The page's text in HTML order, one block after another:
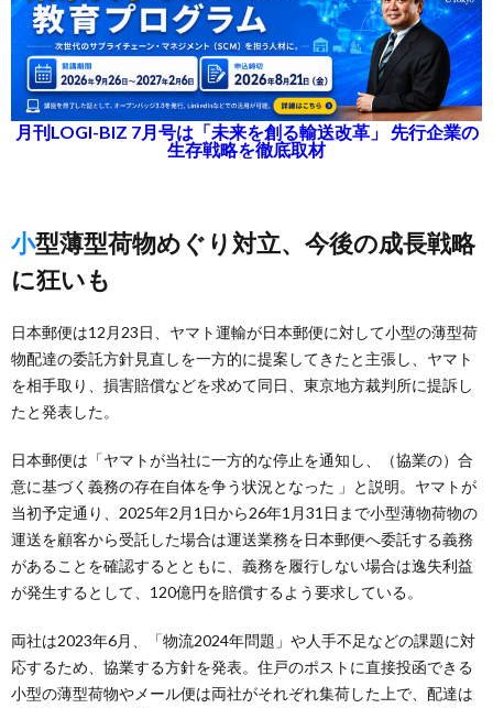
月刊LOGI-BIZ 7月号は「未来を創る輸送改革」 先行企業の
生存戦略を徹底取材
小型薄型荷物めぐり対立、今後の成長戦略
に狂いも
日本郵便は12月23日、ヤマト運輸が日本郵便に対して小型の薄型荷
物配達の委託方針見直しを一方的に提案してきたと主張し、ヤマト
を相手取り、損害賠償などを求めて同日、東京地方裁判所に提訴し
たと発表した。
日本郵便は「ヤマトが当社に一方的な停止を通知し、（協業の）合
意に基づく義務の存在自体を争う状況となった 」と説明。ヤマトが
当初予定通り、2025年2月1日から26年1月31日まで小型薄物荷物の
運送を顧客から受託した場合は運送業務を日本郵便へ委託する義務
があることを確認するとともに、義務を履行しない場合は逸失利益
が発生するとして、120億円を賠償するよう要求している。
両社は2023年6月、「物流2024年問題」や人手不足などの課題に対
応するため、協業する方針を発表。住戸のポストに直接投函できる
小型の薄型荷物やメール便は両社がそれぞれ集荷した上で、配達は